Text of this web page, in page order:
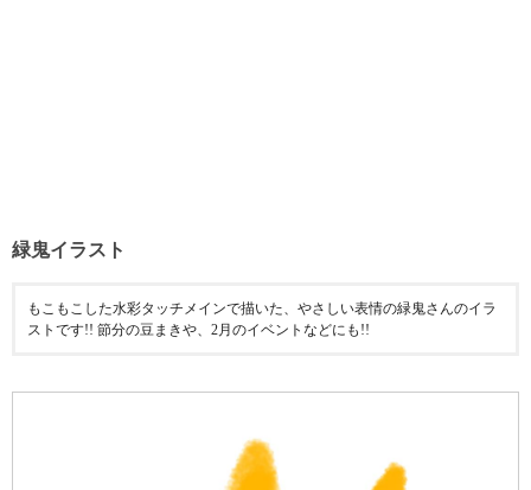
緑鬼イラスト
もこもこした水彩タッチメインで描いた、やさしい表情の緑鬼さんのイラ
ストです!! 節分の豆まきや、2月のイベントなどにも!!